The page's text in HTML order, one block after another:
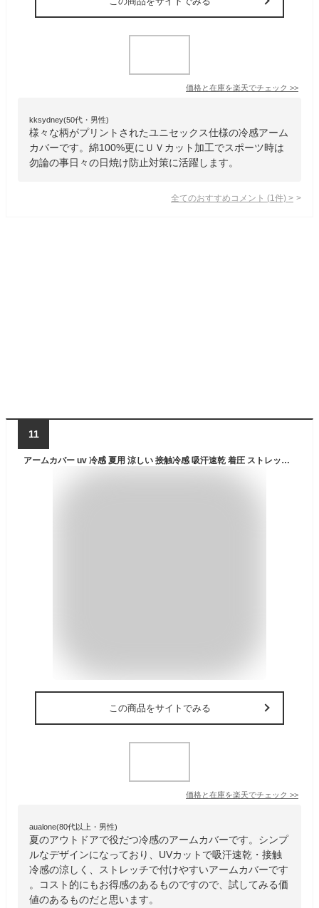
価格と在庫を楽天でチェック >>
kksydney(50代・男性)
様々な柄がプリントされたユニセックス仕様の冷感アーム
カバーです。綿100%更にＵＶカット加工でスポーツ時は
勿論の事日々の日焼け防止対策に活躍します。
全てのおすすめコメント (1 件) >
11
アームカバー uv 冷感 夏用 涼しい 接触冷感 吸汗速乾 着圧 ストレッチ 日焼け対策 アームガード 腕カバー おしゃれ 人気 通勤 通学 運転 ゴルフ テニス ランニング アウトドア レジャー アタックベース 56775
この商品をサイトでみる
価格と在庫を楽天でチェック >>
aualone(80代以上・男性)
夏のアウトドアで役だつ冷感のアームカバーです。シンプ
ルなデザインになっており、UVカットで吸汗速乾・接触
冷感の涼しく、ストレッチで付けやすいアームカバーです
。コスト的にもお得感のあるものですので、試してみる価
値のあるものだと思います。